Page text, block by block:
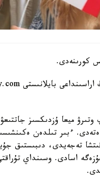
وتىرۋ ميعا ۇزدىكسىز
ءبىر تىلدەن
تەجەيدى، دىبىستىق
اسادى. وسىنداي